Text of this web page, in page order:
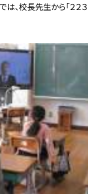
、校長先生から「２２３